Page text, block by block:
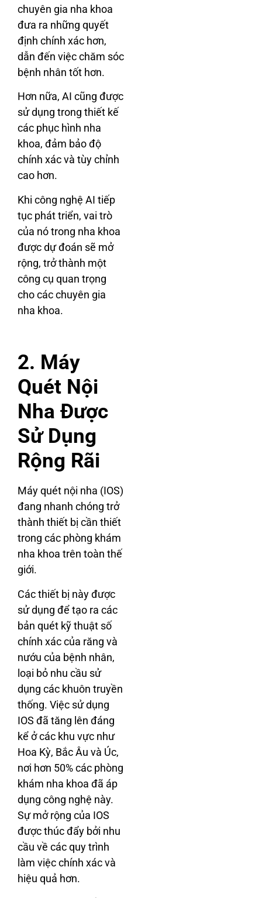
chuyên gia nha khoa
đưa ra những quyết
định chính xác hơn,
dẫn đến việc chăm sóc
bệnh nhân tốt hơn.
Hơn nữa, AI cũng được
sử dụng trong thiết kế
các phục hình nha
khoa, đảm bảo độ
chính xác và tùy chỉnh
cao hơn.
Khi công nghệ AI tiếp
tục phát triển, vai trò
của nó trong nha khoa
được dự đoán sẽ mở
rộng, trở thành một
công cụ quan trọng
cho các chuyên gia
nha khoa.
2. Máy
Quét Nội
Nha Được
Sử Dụng
Rộng Rãi
Máy quét nội nha (IOS)
đang nhanh chóng trở
thành thiết bị cần thiết
trong các phòng khám
nha khoa trên toàn thế
giới.
Các thiết bị này được
sử dụng để tạo ra các
bản quét kỹ thuật số
chính xác của răng và
nướu của bệnh nhân,
loại bỏ nhu cầu sử
dụng các khuôn truyền
thống. Việc sử dụng
IOS đã tăng lên đáng
kể ở các khu vực như
Hoa Kỳ, Bắc Âu và Úc,
nơi hơn 50% các phòng
khám nha khoa đã áp
dụng công nghệ này.
Sự mở rộng của IOS
được thúc đẩy bởi nhu
cầu về các quy trình
làm việc chính xác và
hiệu quả hơn.